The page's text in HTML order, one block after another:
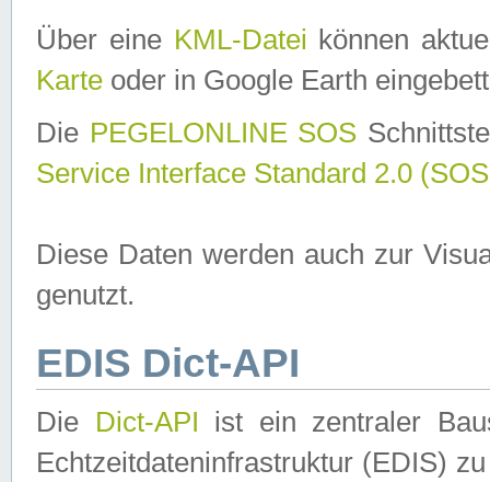
Über eine KML-Datei können
Karte oder in Google Earth
Die PEGELONLINE SOS
Service Interface Standard 2.0
Diese Daten werden auch zur
genutzt.
EDIS Dict-API
Die Dict-API ist ein zentraler
Echtzeitdateninfrastruktur (EDIS)